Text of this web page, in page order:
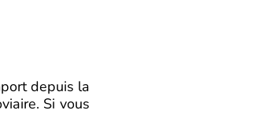
depuis la
Si vous